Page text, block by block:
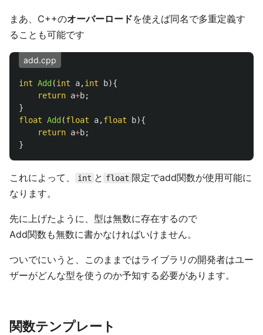
まあ、C++のオーバーロードを使えば同名で多重定義す
ることも可能です
add.cpp
int Add (int a,int b){
return a+b;
}
float Add (float a,float b){
return a+b;
}
これによって、 int と float 限定でadd関数が使用可能に
なります。
先に上げたように、型は無数に存在するので
Add関数も無数に書かなければいけません。
ついでにいうと、このままではライブラリの開発者はユー
ザーがどんな型を使うのか予知する必要があります。
関数テンプレート